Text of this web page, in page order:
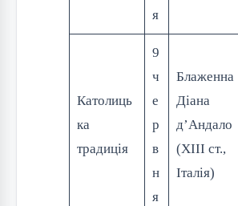
я
Католиць
ка
традиція
9
ч
е
р
в
н
я
Блаженна
Діана
д’Андало
(XIII ст.,
Італія)